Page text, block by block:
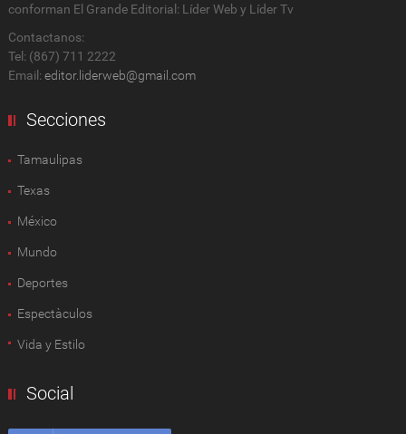
conforman El Grande Editorial: Líder Web y Líder Tv
Contactanos:
Tel: (867) 711 2222
Email: editor.liderweb@gmail.com
Secciones
Tamaulipas
Texas
México
Mundo
Deportes
Espectàculos
Vida y Estilo
Social